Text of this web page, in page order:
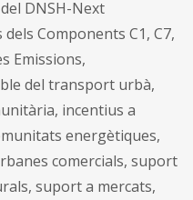
DNSH-Next
Components C1, C7,
Emissions,
del transport urbà,
incentius a
energètiques,
comercials, suport
suport a mercats,